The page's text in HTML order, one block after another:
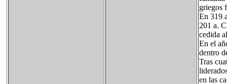
griegos
En 319
201 a.
cedida
En el
dentro
Tras
en las